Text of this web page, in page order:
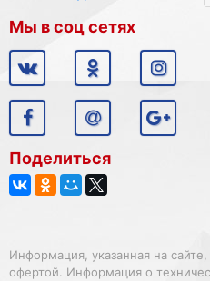
Мы в соц сетях
Поделиться
Информация, указанная на
офертой. Информация о